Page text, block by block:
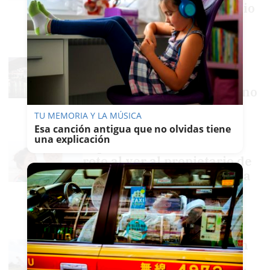
sobre el origen del incendio
de El Cerro del Andévalo
EMILIO CABRERA
Aferrados a una viga y
contra el río Guadiana:
rescate límite de un anciano
y su perro en Huelva
El padre de Fuente Clara,
roto al ver al propietario de
los animales haciendo vida
normal: "¿Cómo se puede
creer en la justicia?"
MARÍA CRISOL
Trasladado de urgencia un
trabajador en Huelva tras
TU MEMORIA Y LA MÚSICA
Esa canción antigua que no olvidas tiene
una explicación